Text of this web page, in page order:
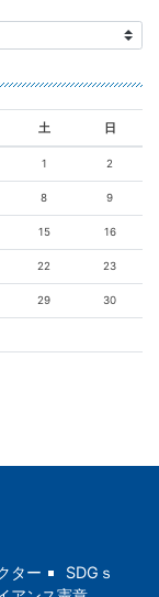
土 日
1 2
8 9
15 16
22 23
29 30
ター
SDGｓ